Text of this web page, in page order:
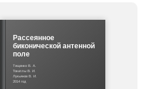
Рассеянное
биконической антенной
поле
Тищенко В. А.
Токатлы В. И.
Лукьянов В. И.
2014 год